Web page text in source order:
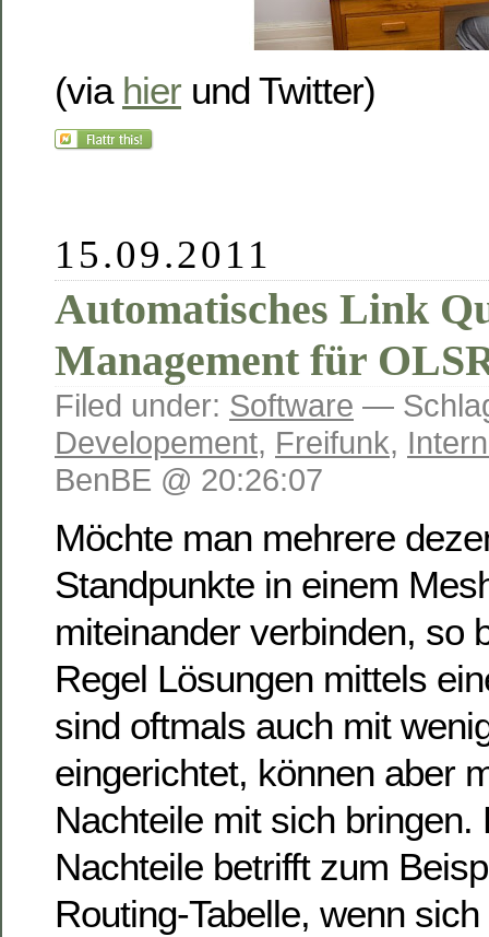
(via hier und Twitter)
15.09.2011
Automatisches Link
Management für
Filed under: Software —
Developement, Freifunk,
BenBE @ 20:26:07
Möchte man mehrere
Standpunkte in einem
miteinander verbinden, so
Regel Lösungen mittels
sind oftmals auch mit
eingerichtet, können aber
Nachteile mit sich bringen.
Nachteile betrifft zum
Routing-Tabelle, wenn